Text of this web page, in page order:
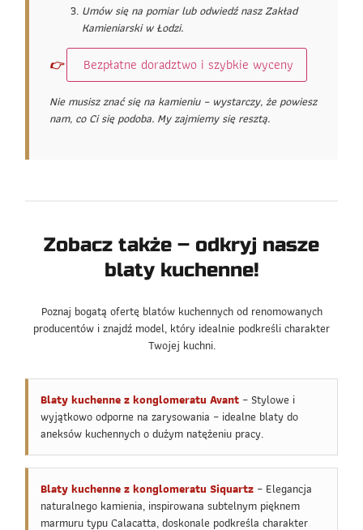
Umów się na pomiar lub odwiedź nasz Zakład
Kamieniarski w Łodzi.
👉 Bezpłatne doradztwo i szybkie wyceny
Nie musisz znać się na kamieniu – wystarczy, że powiesz
nam, co Ci się podoba. My zajmiemy się resztą.
Zobacz także – odkryj nasze
blaty kuchenne!
Poznaj bogatą ofertę blatów kuchennych od renomowanych
producentów i znajdź model, który idealnie podkreśli charakter
Twojej kuchni.
Blaty kuchenne z konglomeratu Avant – Stylowe i
wyjątkowo odporne na zarysowania – idealne blaty do
aneksów kuchennych o dużym natężeniu pracy.
Blaty kuchenne z konglomeratu Siquartz – Elegancja
naturalnego kamienia, inspirowana subtelnym pięknem
marmuru typu Calacatta, doskonale podkreśla charakter